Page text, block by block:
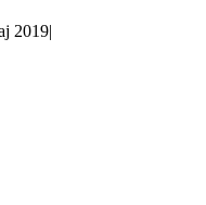
2019|